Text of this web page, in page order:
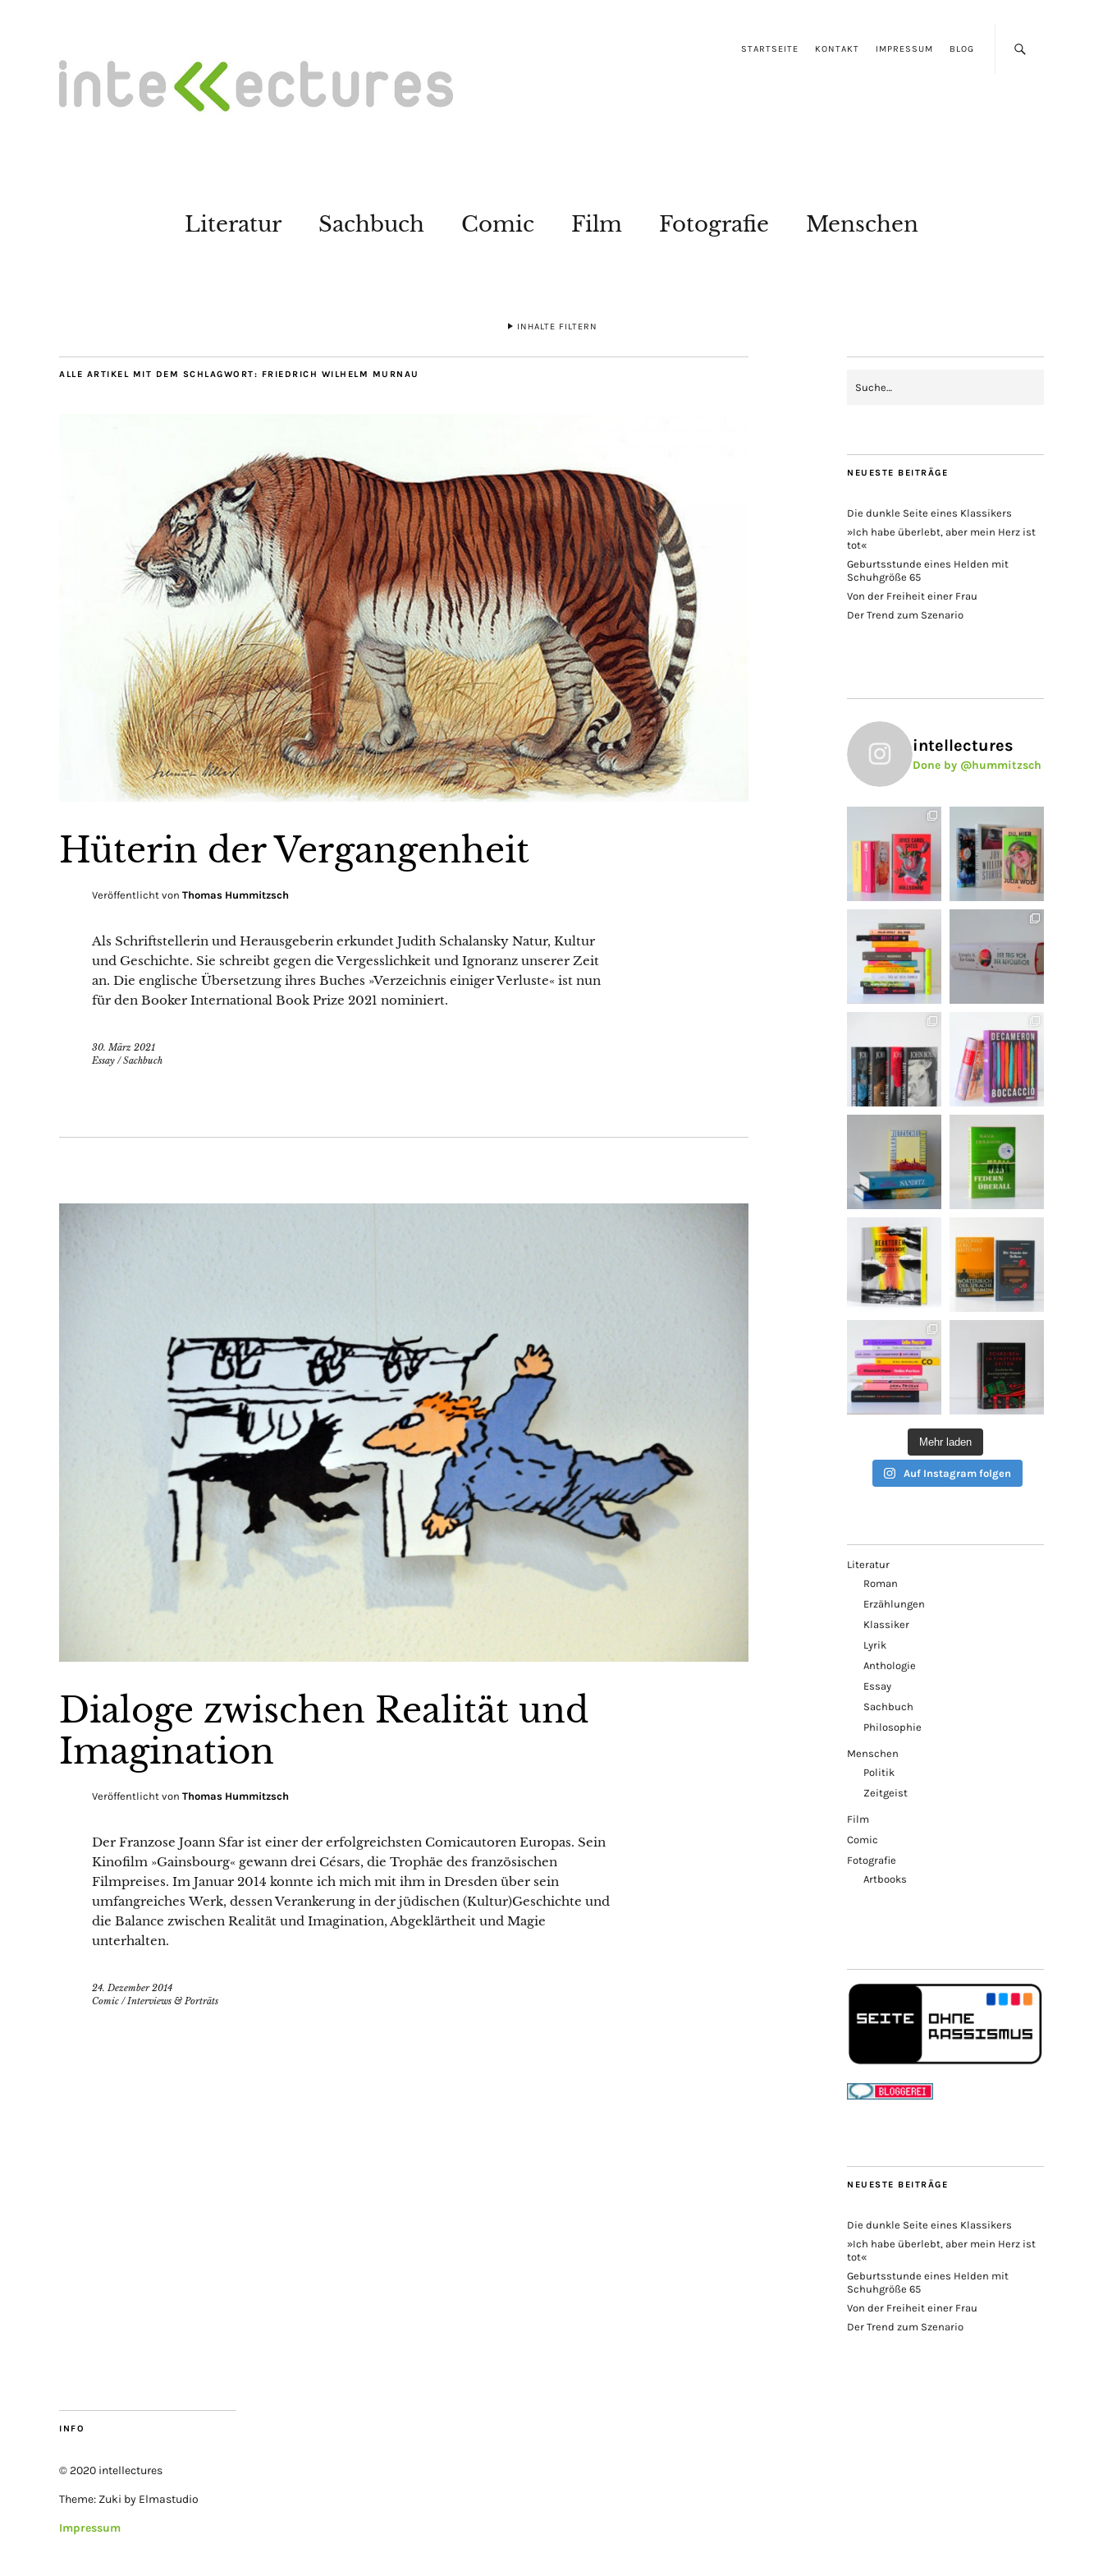
STARTSEITE KONTAKT IMPRESSUM BLOG
Literatur Sachbuch Comic Film Fotografie Menschen
INHALTE FILTERN
ALLE ARTIKEL MIT DEM SCHLAGWORT: FRIEDRICH WILHELM MURNAU
Hüterin der Vergangenheit
Veröffentlicht von Thomas Hummitzsch
Als Schriftstellerin und Herausgeberin erkundet Judith Schalansky Natur, Kultur
und Geschichte. Sie schreibt gegen die Vergesslichkeit und Ignoranz unserer Zeit
an. Die englische Übersetzung ihres Buches »Verzeichnis einiger Verluste« ist nun
für den Booker International Book Prize 2021 nominiert.
30. März 2021
Essay /Sachbuch
Dialoge zwischen Realität und
Imagination
Veröffentlicht von Thomas Hummitzsch
Der Franzose Joann Sfar ist einer der erfolgreichsten Comicautoren Europas. Sein
Kinofilm »Gainsbourg« gewann drei Césars, die Trophäe des französischen
Filmpreises. Im Januar 2014 konnte ich mich mit ihm in Dresden über sein
umfangreiches Werk, dessen Verankerung in der jüdischen (Kultur)Geschichte und
die Balance zwischen Realität und Imagination, Abgeklärtheit und Magie
unterhalten.
24. Dezember 2014
Comic /Interviews & Porträts
NEUESTE BEITRÄGE
Die dunkle Seite eines Klassikers
»Ich habe überlebt, aber mein Herz ist
tot«
Geburtsstunde eines Helden mit
Schuhgröße 65
Von der Freiheit einer Frau
Der Trend zum Szenario
intellectures
Done by @hummitzsch
Mehr laden
Auf Instagram folgen
Literatur
Roman
Erzählungen
Klassiker
Lyrik
Anthologie
Essay
Sachbuch
Philosophie
Menschen
Politik
Zeitgeist
Film
Comic
Fotografie
Artbooks
NEUESTE BEITRÄGE
Die dunkle Seite eines Klassikers
»Ich habe überlebt, aber mein Herz ist
tot«
Geburtsstunde eines Helden mit
Schuhgröße 65
Von der Freiheit einer Frau
Der Trend zum Szenario
INFO
© 2020 intellectures
Theme: Zuki by Elmastudio
Impressum